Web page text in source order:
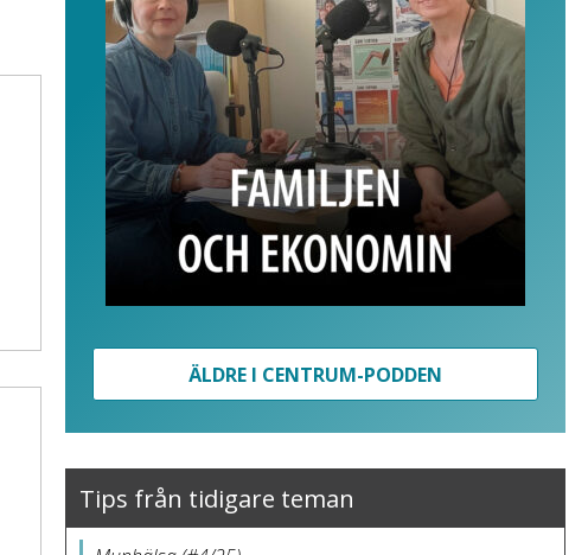
ÄLDRE I CENTRUM-PODDEN
Tips från tidigare teman